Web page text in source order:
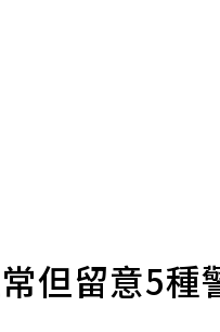
但留意5種